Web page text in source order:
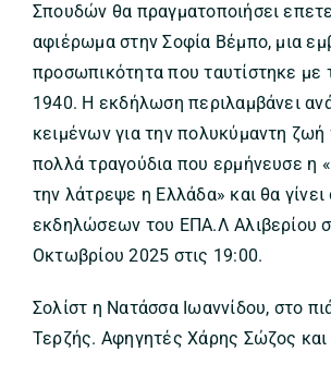
Σπουδών θα πραγματοποιήσει
αφιέρωμα στην Σοφία Βέμπο, μια
προσωπικότητα που ταυτίστηκε με
1940. Η εκδήλωση περιλαμβάνει
κειμένων για την πολυκύμαντη
πολλά τραγούδια που ερμήνευσε η
την λάτρεψε η Ελλάδα» και θα γίνει
εκδηλώσεων του ΕΠΑ.Λ Αλιβερίου
Οκτωβρίου 2025 στις 19:00.
Σολίστ η Νατάσσα Ιωαννίδου, στο
Τερζής. Αφηγητές Χάρης Σώζος